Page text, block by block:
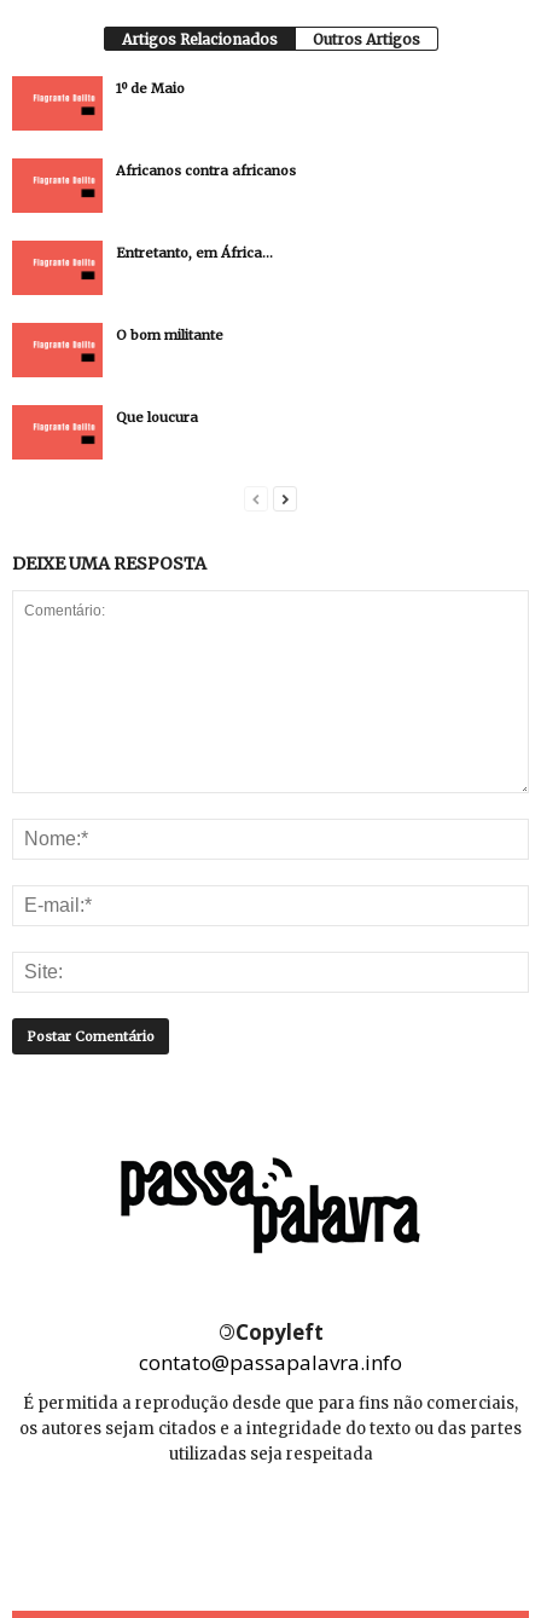
Artigos Relacionados Outros Artigos
1º de Maio
Africanos contra africanos
Entretanto, em África…
O bom militante
Que loucura
DEIXE UMA RESPOSTA
©Copyleft
contato@passapalavra.info
É permitida a reprodução desde que para fins não comerciais,
os autores sejam citados e a integridade do texto ou das partes
utilizadas seja respeitada